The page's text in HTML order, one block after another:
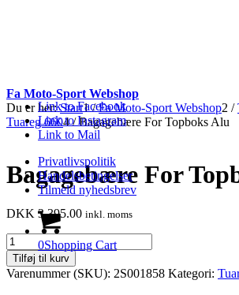
Link to Facebook
Link to Instagram
Link to Mail
Privatlivspolitik
Handelsbetingelser
Tilmeld nyhedsbrev
0Shopping Cart
Fa Moto-Sport Webshop
Du er her: Start1 / Fa Moto-Sport Webshop2 /
Tuareg 6604 / Bagagebære For Topboks Alu
Bagagebære For
DKK 3,395.00 inkl. moms
Bagagebære
For
Topboks
Alu
Tilføj til kurv
Varenummer (SKU): 2S001858 Kategori: